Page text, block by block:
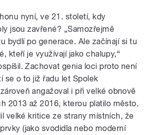
nyní, ve 21. století, kdy
jsou zavřené? „Samozřejmě
bydlí po generace. Ale začínají si tu
kteří je využívají jako chalupy,“
Zachovat genia loci proto není
se o to již řadu let Spolek
angažoval i při velké obnově
2013 až 2016, kterou platilo město.
velké kritice ze strany místních, že
(jako svodidla nebo moderní